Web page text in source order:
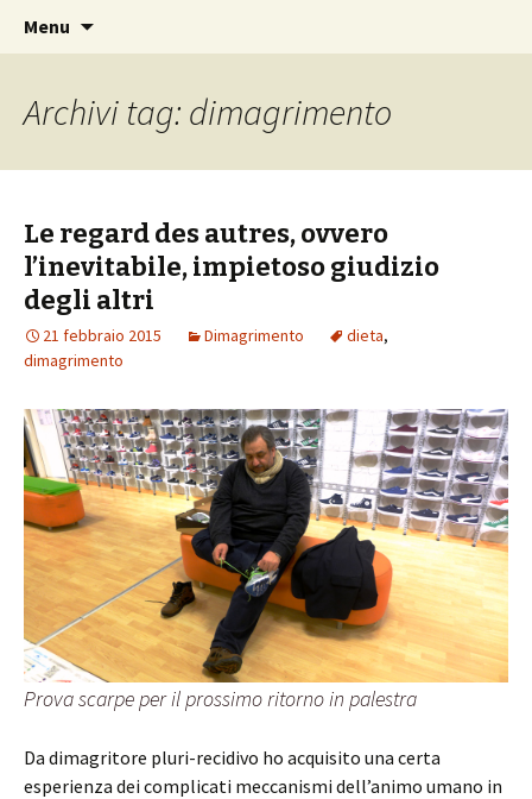
Expo sulla mia pelle
Menu
Archivi tag: dimagrimento
Le regard des autres, ovvero
l’inevitabile, impietoso giudizio
degli altri
21 febbraio 2015 Dimagrimento dieta,
dimagrimento
Prova scarpe per il prossimo ritorno in palestra
Da dimagritore pluri-recidivo ho acquisito una certa
esperienza dei complicati meccanismi dell’animo umano in